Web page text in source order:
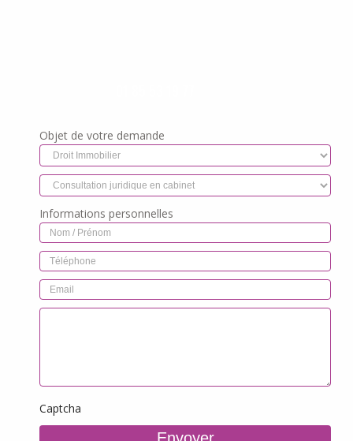
Objet de votre demande
Informations personnelles
Captcha